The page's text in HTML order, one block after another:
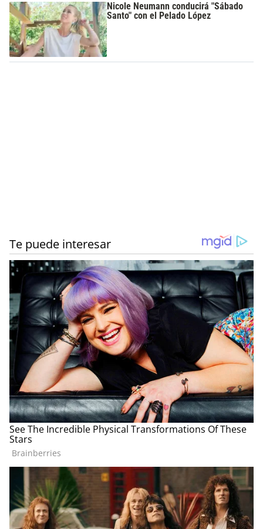
Nicole Neumann conducirá "Sábado
Santo" con el Pelado López